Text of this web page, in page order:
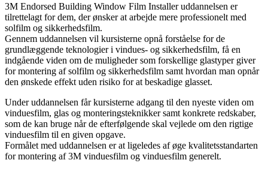
3M Endorsed Building Window Film Installer uddannelsen er
tilrettelagt for dem, der ønsker at arbejde mere professionelt med
solfilm og sikkerhedsfilm.
Gennem uddannelsen vil kursisterne opnå forståelse for de
grundlæggende teknologier i vindues- og sikkerhedsfilm, få en
indgående viden om de muligheder som forskellige glastyper giver
for montering af solfilm og sikkerhedsfilm samt hvordan man opnår
den ønskede effekt uden risiko for at beskadige glasset.
Under uddannelsen får kursisterne adgang til den nyeste viden om
vinduesfilm, glas og monteringsteknikker samt konkrete redskaber,
som de kan bruge når de efterfølgende skal vejlede om den rigtige
vinduesfilm til en given opgave.
Formålet med uddannelsen er at ligeledes af øge kvalitetsstandarten
for montering af 3M vinduesfilm og vinduesfilm generelt.